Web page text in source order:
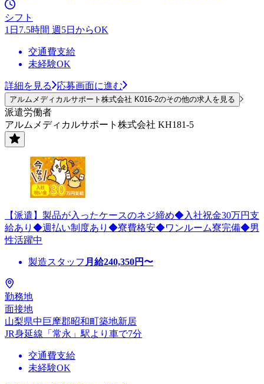
シフト
1日7.5時間 週5日からOK
交通費支給
未経験OK
詳細を見る 応募画面に進む
アルムメディカルサポート株式会社 K016-2のその他の求人を見る
派遣労働者
アルムメディカルサポート株式会社 KH181-5
【派遣】製品が入ったケースのネジ締め◆入社祝金30万円支
給あり◆週払い制度あり◆寮費格安◆ワンルーム寮完備◆男
性活躍中
製造スタッフ 月給240,350円〜
勤務地
面接地
山梨県中巨摩郡昭和町築地新居
JR身延線「常永」駅より車で7分
交通費支給
未経験OK